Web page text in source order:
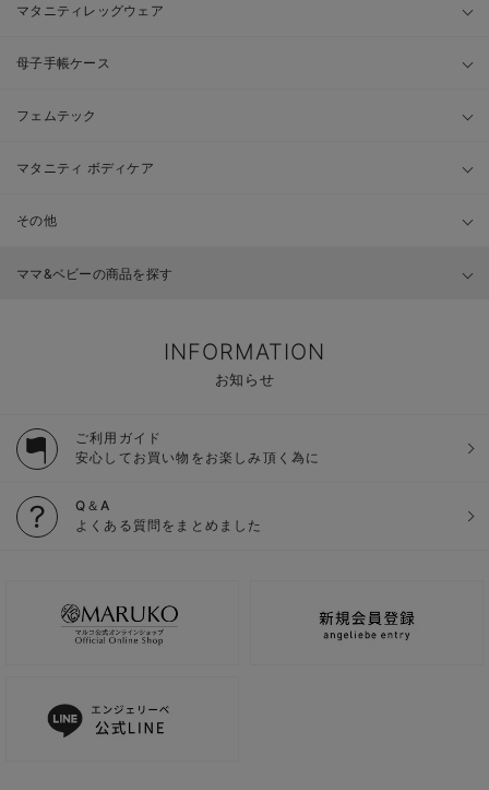
マタニティレッグウェア
母子手帳ケース
フェムテック
マタニティ ボディケア
その他
ママ&ベビーの商品を探す
INFORMATION
お知らせ
ご利用ガイド
安心してお買い物をお楽しみ頂く為に
Q＆A
よくある質問をまとめました